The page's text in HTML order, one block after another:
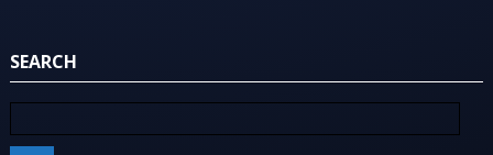
SEARCH